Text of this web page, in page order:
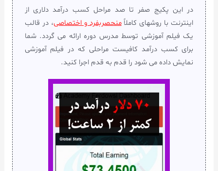
در این پکیج صفر تا صد مراحل کسب درآمد دلاری از
اینترنت با روشهای کاملاًمنحصربفرد و اختصاصی، در قالب
یک فیلم آموزشی توسط مدرس دوره ارائه می گردد. شما
برای کسب درآمد کافیست مراحلی که در فیلم آموزشی
نمایش داده می شود را قدم به قدم اجرا کنید.